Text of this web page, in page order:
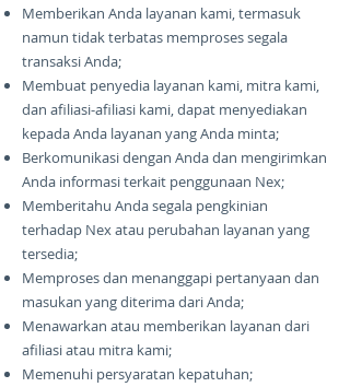
Memberikan Anda layanan kami, termasuk
namun tidak terbatas memproses segala
transaksi Anda;
Membuat penyedia layanan kami, mitra kami,
dan afiliasi-afiliasi kami, dapat menyediakan
kepada Anda layanan yang Anda minta;
Berkomunikasi dengan Anda dan mengirimkan
Anda informasi terkait penggunaan Nex;
Memberitahu Anda segala pengkinian
terhadap Nex atau perubahan layanan yang
tersedia;
Memproses dan menanggapi pertanyaan dan
masukan yang diterima dari Anda;
Menawarkan atau memberikan layanan dari
afiliasi atau mitra kami;
Memenuhi persyaratan kepatuhan;